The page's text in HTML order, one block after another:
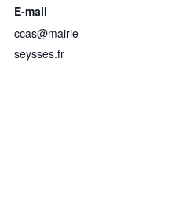
E-mail
ccas@mairie-
seysses.fr